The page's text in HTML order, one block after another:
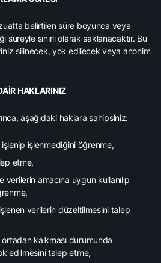
belirtilen süre boyunca veya
süreyle sınırlı olarak saklanacaktır. Bu
silinecek, yok edilecek veya anonim
HAKLARINIZ
aşağıdaki haklara sahipsiniz:
işlenmediğini öğrenme,
etme,
verilerin amacına uygun kullanılıp
verilerin düzeltilmesini talep
ortadan kalkması durumunda
edilmesini talep etme,